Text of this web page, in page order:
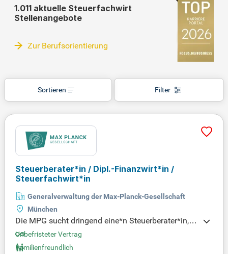
1.011 aktuelle Steuerfachwirt
Stellenangebote
Zur Berufsorientierung
Filter
Sortieren
Steuerberater*in / Dipl.-Finanzwirt*in /
Steuerfachwirt*in
Generalverwaltung der Max-Planck-Gesellschaft
München
Die MPG sucht dringend eine*n Steuerberater*in, D
ipl.‑Finanzwirt*in oder Steuerfachwirt*in (Kennziffe
r 65/26) für das Referat „Steuern und Zoll“. In dies
Unbefristeter Vertrag
Familienfreundlich